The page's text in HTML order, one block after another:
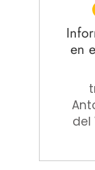
en
del